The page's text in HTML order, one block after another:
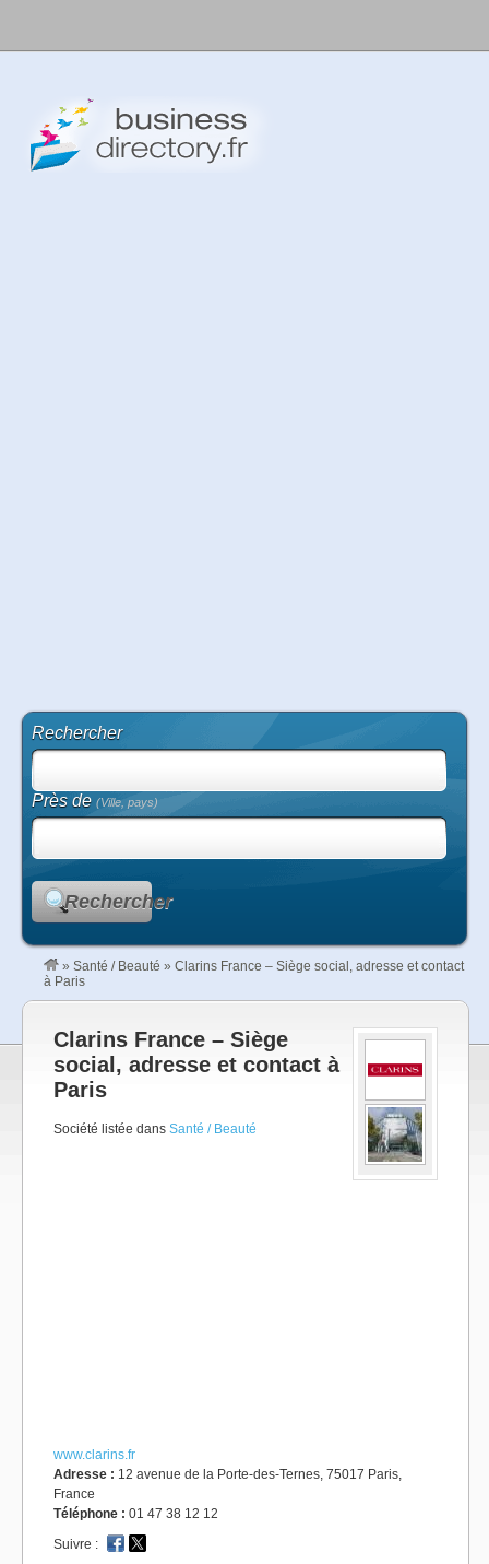
Rechercher
Près de(Ville, pays)
Rechercher
» Santé / Beauté » Clarins France – Siège social, adresse et contact
à Paris
Clarins France – Siège
social, adresse et contact à
Paris
Société listée dans Santé / Beauté
www.clarins.fr
Adresse : 12 avenue de la Porte-des-Ternes, 75017 Paris,
France
Téléphone : 01 47 38 12 12
Suivre :